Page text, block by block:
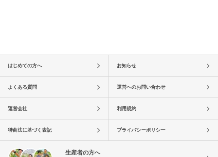
はじめての方へ お知らせ
よくある質問 運営へのお問い合わせ
運営会社 利用規約
特商法に基づく表記 プライバシーポリシー
生産者の方へ